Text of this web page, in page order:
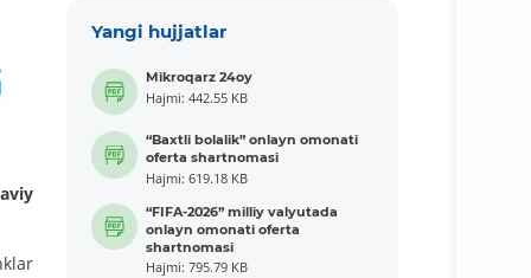
Yangi hujjatlar
Mikroqarz 24oy
Hajmi: 442.55 KB
“Baxtli bolalik” onlayn omonati
oferta shartnomasi
Hajmi: 619.18 KB
“FIFA-2026” milliy valyutada
onlayn omonati oferta
shartnomasi
Hajmi: 795.79 KB